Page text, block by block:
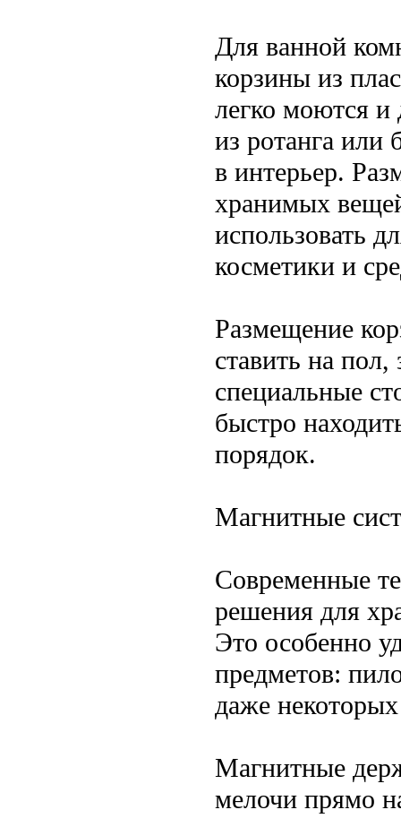
Для ванной
корзины из
легко моются и
из ротанга или
в интерьер.
хранимых
использовать
косметики и
Размещение
ставить на пол,
специальные
быстро
порядок.
Магнитные
Современные
решения для
Это особенно
предметов:
даже
Магнитные
мелочи прямо